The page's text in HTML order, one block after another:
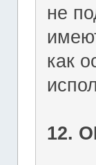
не
как
12.